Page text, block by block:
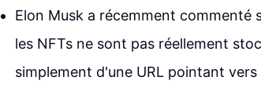
Elon Musk a récemment commenté
les NFTs ne sont pas réellement
simplement d'une URL pointant vers